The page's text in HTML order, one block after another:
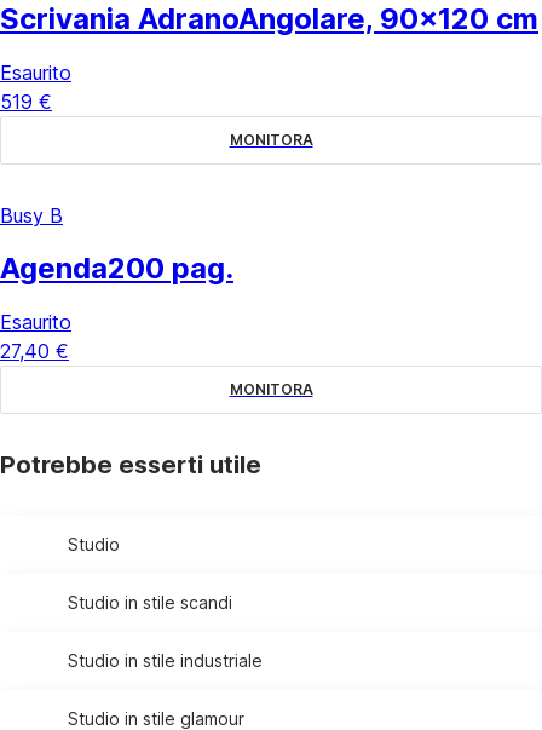
Scrivania AdranoAngolare, 90x120 cm
Esaurito
519 €
MONITORA
Busy B
Agenda200 pag.
Esaurito
27,40 €
MONITORA
Potrebbe esserti utile
Studio
Studio in stile scandi
Studio in stile industriale
Studio in stile glamour